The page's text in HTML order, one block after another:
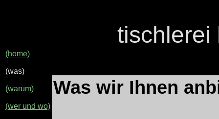
(home)
(was)
(warum)
(wer und wo)
Was wir Ihnen